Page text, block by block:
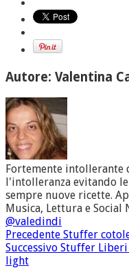
Autore: Valentina
Fortemente intollerante
l'intolleranza evitando
sempre nuove ricette.
Musica, Lettura e Social
@valedindi
Precedente Stuffer
Successivo Stuffer
light